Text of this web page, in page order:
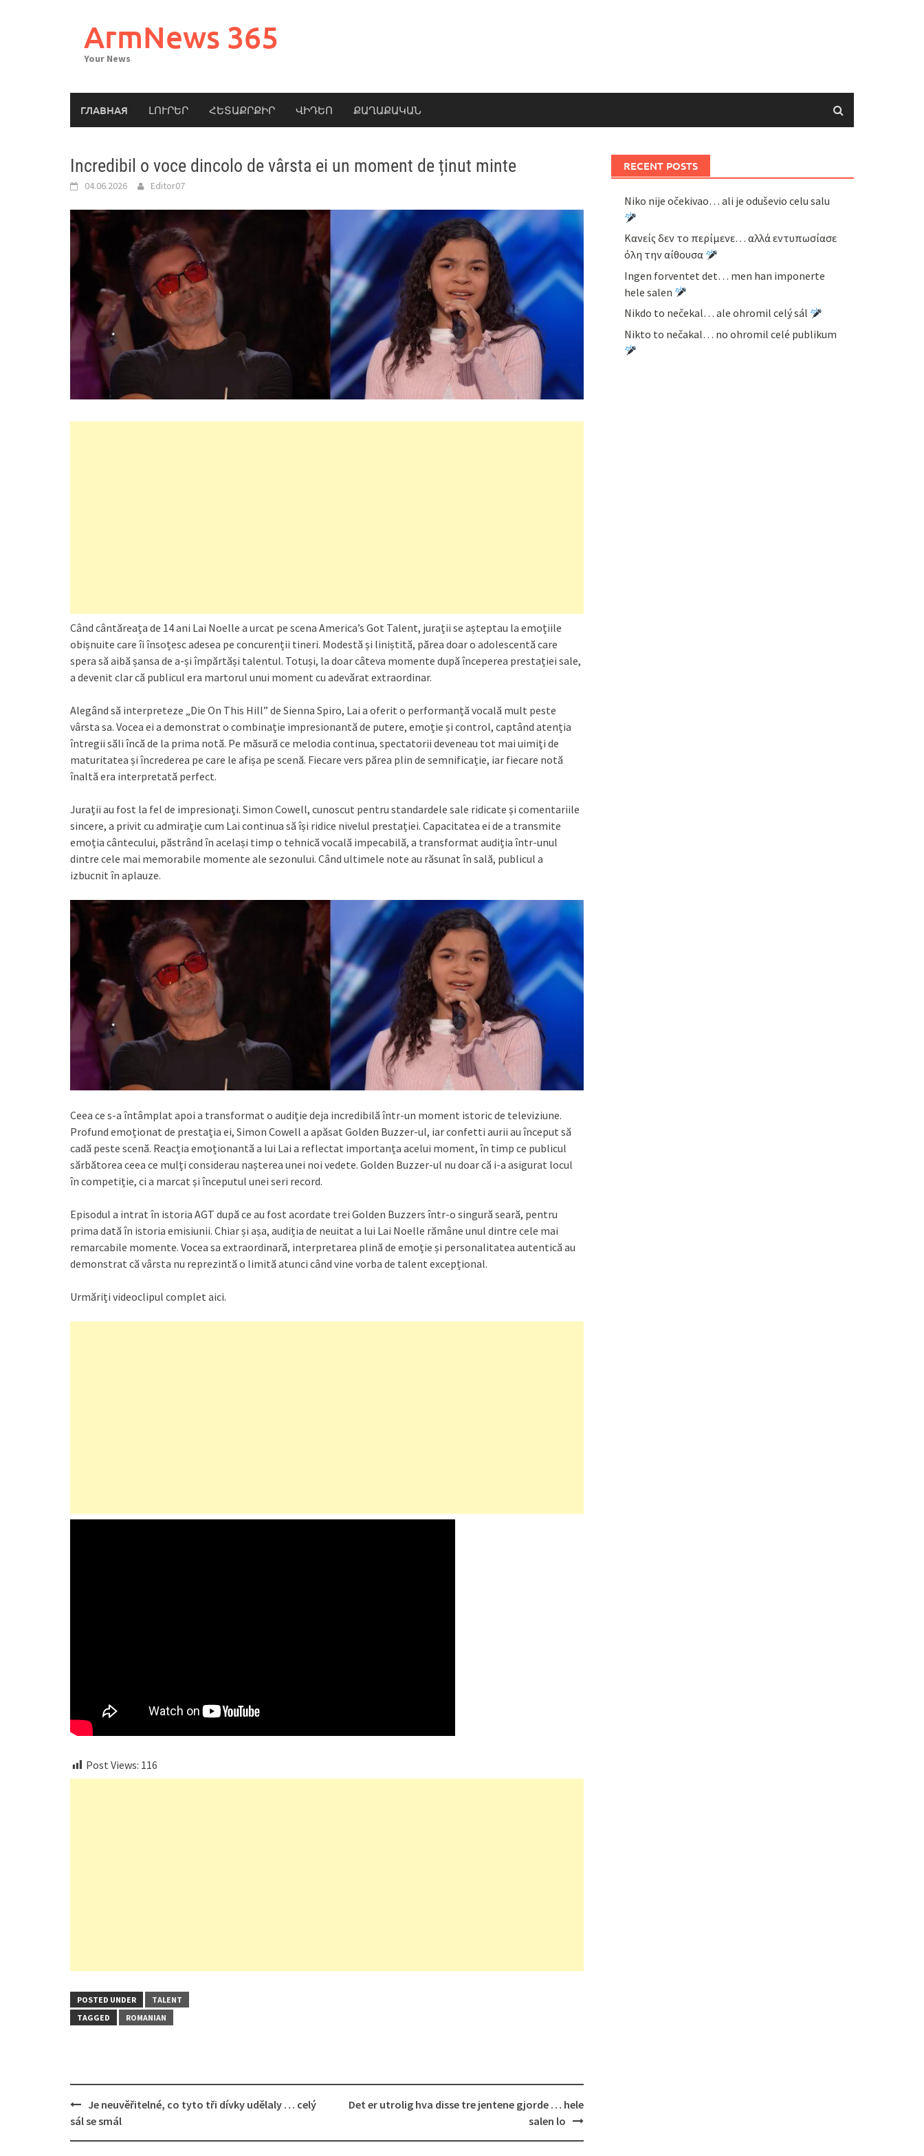
ArmNews 365
Your News
ГЛАВНАЯ ԼՈՒՐԵՐ ՀԵՏԱՔՐՔԻՐ ՎԻԴԵՈ ՔԱՂԱՔԱԿԱՆ
Incredibil o voce dincolo de vârsta ei un moment de ținut minte
04.06.2026 Editor07
Când cântăreața de 14 ani Lai Noelle a urcat pe scena America’s Got Talent, jurații se așteptau la emoțiile
obișnuite care îi însoțesc adesea pe concurenții tineri. Modestă și liniștită, părea doar o adolescentă care
spera să aibă șansa de a-și împărtăși talentul. Totuși, la doar câteva momente după începerea prestației sale,
a devenit clar că publicul era martorul unui moment cu adevărat extraordinar.
Alegând să interpreteze „Die On This Hill” de Sienna Spiro, Lai a oferit o performanță vocală mult peste
vârsta sa. Vocea ei a demonstrat o combinație impresionantă de putere, emoție și control, captând atenția
întregii săli încă de la prima notă. Pe măsură ce melodia continua, spectatorii deveneau tot mai uimiți de
maturitatea și încrederea pe care le afișa pe scenă. Fiecare vers părea plin de semnificație, iar fiecare notă
înaltă era interpretată perfect.
Jurații au fost la fel de impresionați. Simon Cowell, cunoscut pentru standardele sale ridicate și comentariile
sincere, a privit cu admirație cum Lai continua să își ridice nivelul prestației. Capacitatea ei de a transmite
emoția cântecului, păstrând în același timp o tehnică vocală impecabilă, a transformat audiția într-unul
dintre cele mai memorabile momente ale sezonului. Când ultimele note au răsunat în sală, publicul a
izbucnit în aplauze.
Ceea ce s-a întâmplat apoi a transformat o audiție deja incredibilă într-un moment istoric de televiziune.
Profund emoționat de prestația ei, Simon Cowell a apăsat Golden Buzzer-ul, iar confetti aurii au început să
cadă peste scenă. Reacția emoționantă a lui Lai a reflectat importanța acelui moment, în timp ce publicul
sărbătorea ceea ce mulți considerau nașterea unei noi vedete. Golden Buzzer-ul nu doar că i-a asigurat locul
în competiție, ci a marcat și începutul unei seri record.
Episodul a intrat în istoria AGT după ce au fost acordate trei Golden Buzzers într-o singură seară, pentru
prima dată în istoria emisiunii. Chiar și așa, audiția de neuitat a lui Lai Noelle rămâne unul dintre cele mai
remarcabile momente. Vocea sa extraordinară, interpretarea plină de emoție și personalitatea autentică au
demonstrat că vârsta nu reprezintă o limită atunci când vine vorba de talent excepțional.
Urmăriți videoclipul complet aici.
Post Views: 116
POSTED UNDER
TALENT
TAGGED
ROMANIAN
Post
navigation
Je neuvěřitelné, co tyto tři dívky udělaly … celý
sál se smál
Det er utrolig hva disse tre jentene gjorde … hele
salen lo
RECENT POSTS
Niko nije očekivao… ali je oduševio celu salu
Κανείς δεν το περίμενε… αλλά εντυπωσίασε
όλη την αίθουσα
Ingen forventet det… men han imponerte
hele salen
Nikdo to nečekal… ale ohromil celý sál
Nikto to nečakal… no ohromil celé publikum